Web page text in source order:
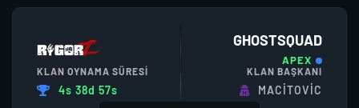
GHOSTSQUAD
APEX
KLAN OYNAMA SÜRESI
4s 38d 57s
KLAN BAŞKANI
MACİTOVİC